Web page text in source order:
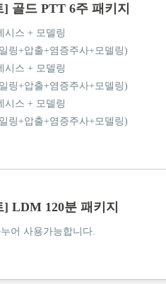
] 골드 PTT 6주 패키지
시스 + 모델링
링+압출+염증주사+모델링)
시스 + 모델링
링+압출+염증주사+모델링)
시스 + 모델링
링+압출+염증주사+모델링)
] LDM 120분 패키지
어 사용가능합니다.